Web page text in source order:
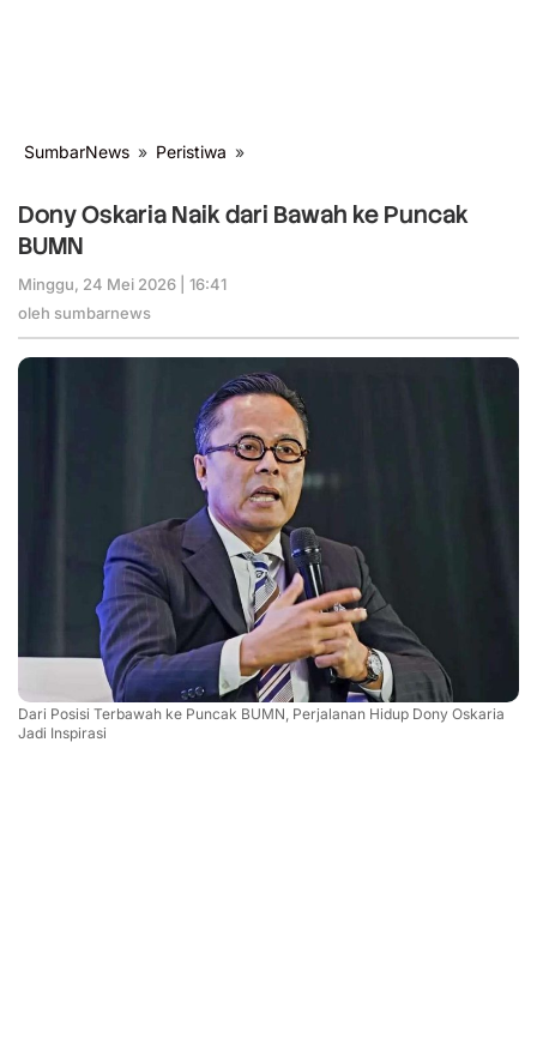
SumbarNews » Peristiwa »
Naik
dari
Dony Oskaria Naik dari Bawah ke Puncak
BUMN
Minggu, 24 Mei 2026 | 16:41
oleh sumbarnews
Dari Posisi Terbawah ke Puncak BUMN, Perjalanan Hidup Dony Oskaria
Jadi Inspirasi